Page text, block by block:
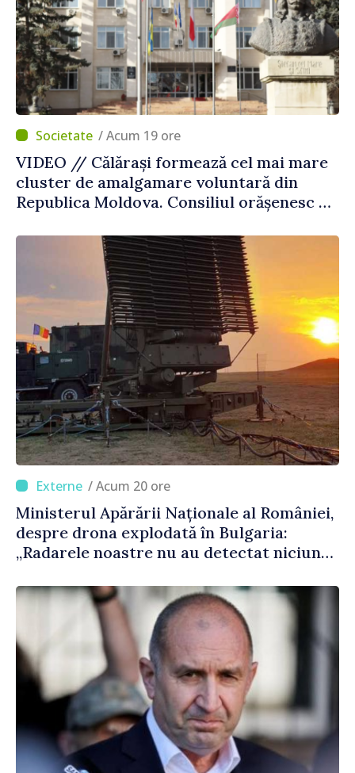
/ Acum 19 ore
VIDEO // Călărași formează cel mai mare
cluster de amalgamare voluntară din
Republica Moldova. Consiliul orășenesc a
/ Acum 20 ore
Ministerul Apărării Naționale al României,
despre drona explodată în Bulgaria:
„Radarele noastre nu au detectat niciun